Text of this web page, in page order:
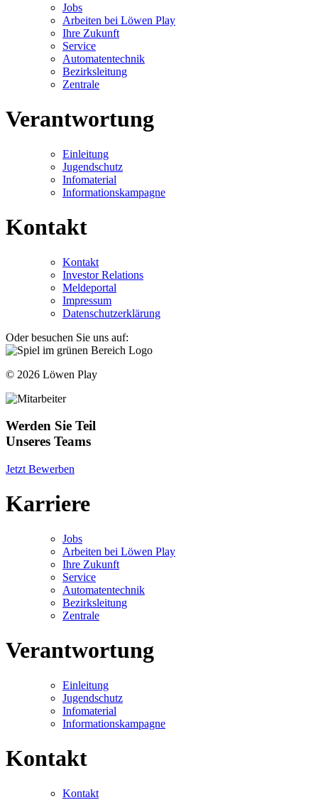
Jobs
Arbeiten bei Löwen Play
Ihre Zukunft
Service
Automatentechnik
Bezirksleitung
Zentrale
Verantwortung
Einleitung
Jugendschutz
Infomaterial
Informationskampagne
Kontakt
Kontakt
Investor Relations
Meldeportal
Impressum
Datenschutzerklärung
Oder besuchen Sie uns auf:
© 2026 Löwen Play
Werden Sie Teil
Unseres Teams
Jetzt Bewerben
Karriere
Jobs
Arbeiten bei Löwen Play
Ihre Zukunft
Service
Automatentechnik
Bezirksleitung
Zentrale
Verantwortung
Einleitung
Jugendschutz
Infomaterial
Informationskampagne
Kontakt
Kontakt